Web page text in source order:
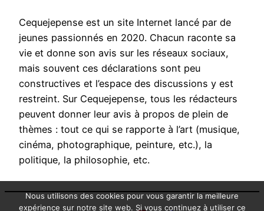
Cequejepense est un site Internet lancé par de
jeunes passionnés en 2020. Chacun raconte sa
vie et donne son avis sur les réseaux sociaux,
mais souvent ces déclarations sont peu
constructives et l’espace des discussions y est
restreint. Sur Cequejepense, tous les rédacteurs
peuvent donner leur avis à propos de plein de
thèmes : tout ce qui se rapporte à l’art (musique,
cinéma, photographique, peinture, etc.), la
politique, la philosophie, etc.
Nous utilisons des cookies pour vous garantir la meilleure
expérience sur notre site web. Si vous continuez à utiliser ce